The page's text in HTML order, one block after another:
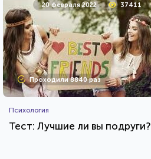
20 февраля 2022 37411
Проходили 8840 раз
Психология
Тест: Лучшие ли вы подруги?